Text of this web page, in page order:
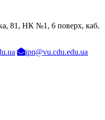
81, НК №1, 6 поверх, каб.
ipn@vu.cdu.edu.ua